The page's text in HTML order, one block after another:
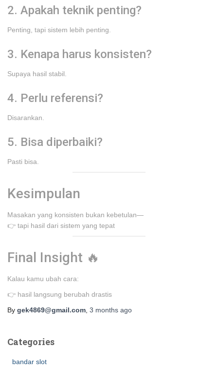
2. Apakah teknik penting?
Penting, tapi sistem lebih penting.
3. Kenapa harus konsisten?
Supaya hasil stabil.
4. Perlu referensi?
Disarankan.
5. Bisa diperbaiki?
Pasti bisa.
Kesimpulan
Masakan yang konsisten bukan kebetulan—
👉 tapi hasil dari sistem yang tepat
Final Insight 🔥
Kalau kamu ubah cara:
👉 hasil langsung berubah drastis
By gek4869@gmail.com 3 months ago
Categories
bandar slot